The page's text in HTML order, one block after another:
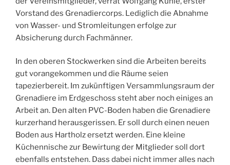
Vorstand des Grenadiercorps. Lediglich die Abnahme
von Wasser- und Stromleitungen erfolge zur
Absicherung durch Fachmänner.
In den oberen Stockwerken sind die Arbeiten bereits
gut vorangekommen und die Räume seien
tapezierbereit. Im zukünftigen Versammlungsraum der
Grenadiere im Erdgeschoss steht aber noch einiges an
Arbeit an. Den alten PVC-Boden haben die Grenadiere
kurzerhand herausgerissen. Er soll durch einen neuen
Boden aus Hartholz ersetzt werden. Eine kleine
Küchennische zur Bewirtung der Mitglieder soll dort
ebenfalls entstehen. Dass dabei nicht immer alles nach